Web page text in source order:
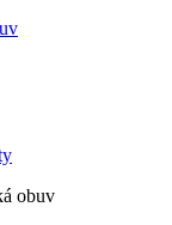
obuv